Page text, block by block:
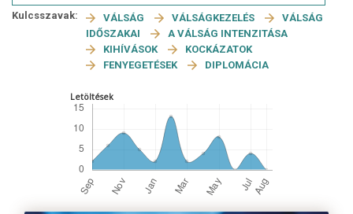
Kulcsszavak: VÁLSÁG VÁLSÁGKEZELÉS
VÁLSÁG
IDŐSZAKAI
A VÁLSÁG INTENZITÁSA
KIHÍVÁSOK
KOCKÁZATOK
FENYEGETÉSEK
DIPLOMÁCIA
Letöltések